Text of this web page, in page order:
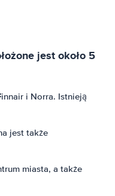
jest około 5
i Norra. Istnieją
jest także
miasta, a także